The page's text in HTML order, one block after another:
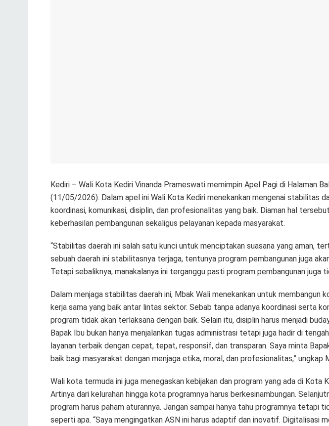
Kediri – Wali Kota Kediri Vinanda Prameswati memimpin Apel Pagi di Halaman
(11/05/2026). Dalam apel ini Wali Kota Kediri menekankan mengenai stabilitas
koordinasi, komunikasi, disiplin, dan profesionalitas yang baik. Diaman hal
keberhasilan pembangunan sekaligus pelayanan kepada masyarakat.
“Stabilitas daerah ini salah satu kunci untuk menciptakan suasana yang aman,
sebuah daerah ini stabilitasnya terjaga, tentunya program pembangunan juga
Tetapi sebaliknya, manakalanya ini terganggu pasti program pembangunan juga
Dalam menjaga stabilitas daerah ini, Mbak Wali menekankan untuk membangun
kerja sama yang baik antar lintas sektor. Sebab tanpa adanya koordinasi serta
program tidak akan terlaksana dengan baik. Selain itu, disiplin harus menjadi
Bapak Ibu bukan hanya menjalankan tugas administrasi tetapi juga hadir di
layanan terbaik dengan cepat, tepat, responsif, dan transparan. Saya minta
baik bagi masyarakat dengan menjaga etika, moral, dan profesionalitas,” ungkap
Wali kota termuda ini juga menegaskan kebijakan dan program yang ada di Kota
Artinya dari kelurahan hingga kota programnya harus berkesinambungan.
program harus paham aturannya. Jangan sampai hanya tahu programnya tetapi
seperti apa. “Saya mengingatkan ASN ini harus adaptif dan inovatif. Digitalisasi